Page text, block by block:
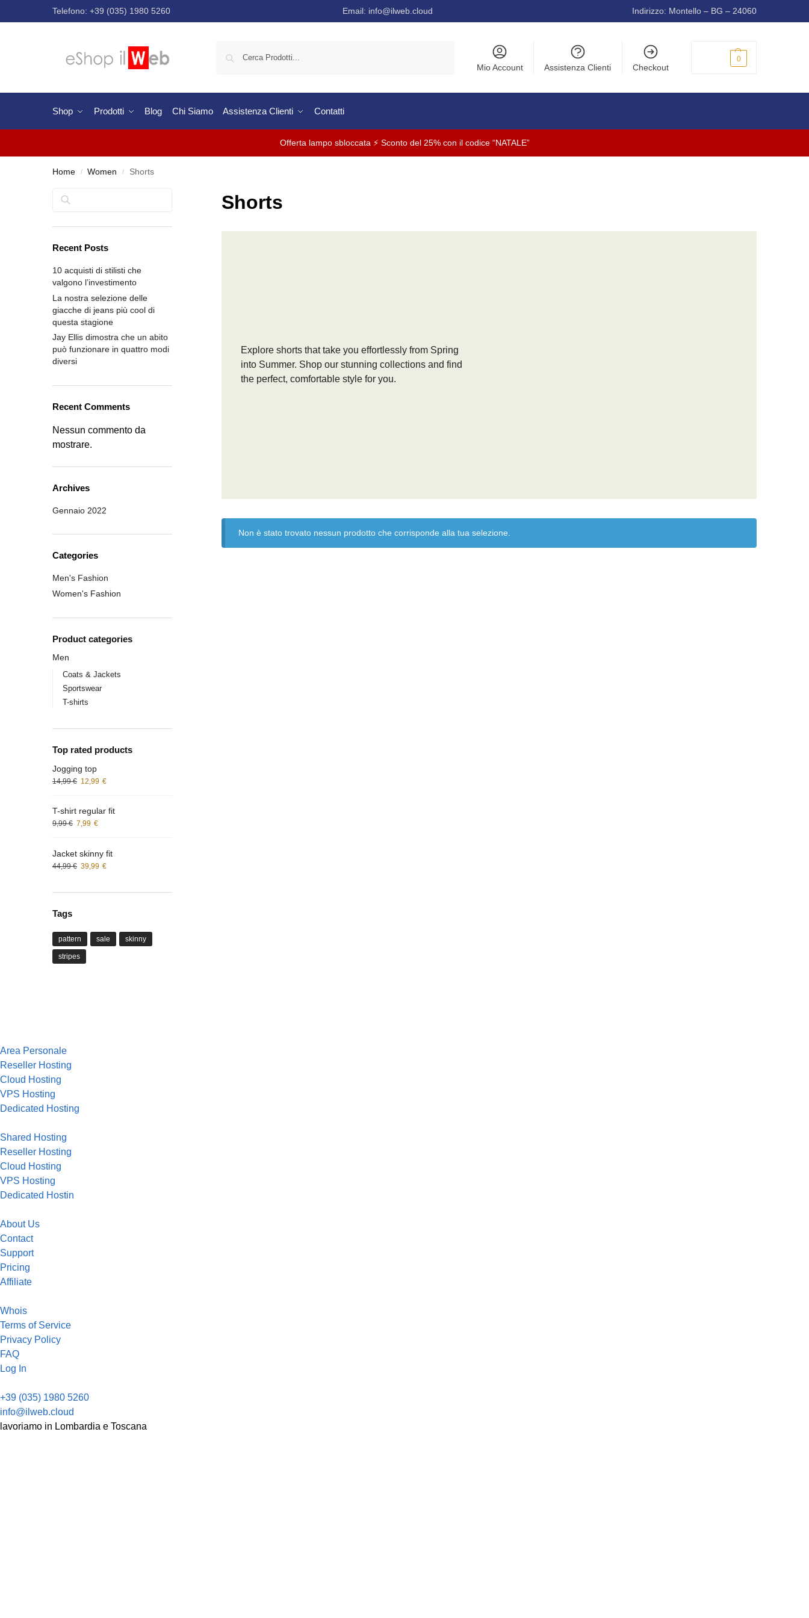
Telefono: +39 (035) 1980 5260 Email: info@ilweb.cloud Indirizzo: Montello – BG – 24060
Mio Account Assistenza Clienti Checkout
0
Shop Prodotti Blog Chi Siamo Assistenza Clienti Contatti
Offerta lampo sbloccata ⚡ Sconto del 25% con il codice “NATALE”
Home / Women / Shorts
Shorts
Explore shorts that take you effortlessly from Spring
into Summer. Shop our stunning collections and find
the perfect, comfortable style for you.
Non è stato trovato nessun prodotto che corrisponde alla tua selezione.
Recent Posts
10 acquisti di stilisti che
valgono l’investimento
La nostra selezione delle
giacche di jeans più cool di
questa stagione
Jay Ellis dimostra che un abito
può funzionare in quattro modi
diversi
Recent Comments
Nessun commento da
mostrare.
Archives
Gennaio 2022
Categories
Men's Fashion
Women's Fashion
Product categories
Men
Coats & Jackets
Sportswear
T-shirts
Top rated products
Jogging top
14,99€ 12,99 €
T-shirt regular fit
9,99€ 7,99 €
Jacket skinny fit
44,99€ 39,99 €
Tags
pattern sale skinny
stripes
Area Personale
Reseller Hosting
Cloud Hosting
VPS Hosting
Dedicated Hosting
Shared Hosting
Reseller Hosting
Cloud Hosting
VPS Hosting
Dedicated Hostin
About Us
Contact
Support
Pricing
Affiliate
Whois
Terms of Service
Privacy Policy
FAQ
Log In
+39 (035) 1980 5260
info@ilweb.cloud
lavoriamo in Lombardia e Toscana